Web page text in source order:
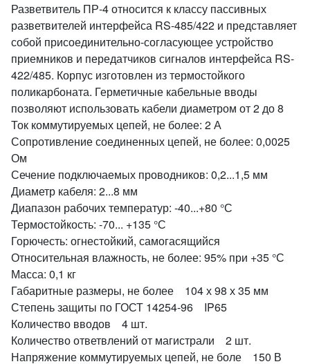
Разветвитель ПР-4 относится к классу пассивных
разветвителей интерфейса RS-485/422 и представляет
собой присоединительно-согласующее устройство
приемников и передатчиков сигналов интерфейса RS-
422/485. Корпус изготовлен из термостойкого
поликарбоната. Герметичные кабельные вводы
позволяют использовать кабели диаметром от 2 до 8
Ток коммутируемых цепей, не более: 2 А
Сопротивление соединенных цепей, не более: 0,0025
Ом
Сечение подключаемых проводников: 0,2...1,5 мм
Диаметр кабеля: 2...8 мм
Диапазон рабочих температур: -40...+80 °С
Термостойкость: -70... +135 °С
Горючесть: огнестойкий, самогасящийся
Относительная влажность, не более: 95% при +35 °С
Масса: 0,1 кг
Габаритные размеры, не более 104 х 98 х 35 мм
Степень защиты по ГОСТ 14254-96 IP65
Количество вводов 4 шт.
Количество ответвлений от магистрали 2 шт.
Напряжение коммутируемых цепей, не боле 150 В